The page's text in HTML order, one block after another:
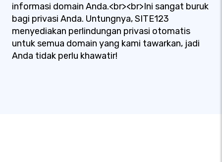
informasi domain Anda.<br><br>Ini sangat buruk
bagi privasi Anda. Untungnya, SITE123
menyediakan perlindungan privasi otomatis
untuk semua domain yang kami tawarkan, jadi
Anda tidak perlu khawatir!